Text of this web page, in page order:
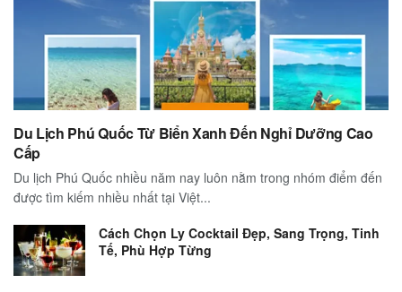
Du Lịch Phú Quốc Từ Biển Xanh Đến Nghỉ Dưỡng Cao
Cấp
Du lịch Phú Quốc nhiều năm nay luôn nằm trong nhóm điểm đến
được tìm kiếm nhiều nhất tại Việt...
Cách Chọn Ly Cocktail Đẹp, Sang Trọng, Tinh
Tế, Phù Hợp Từng